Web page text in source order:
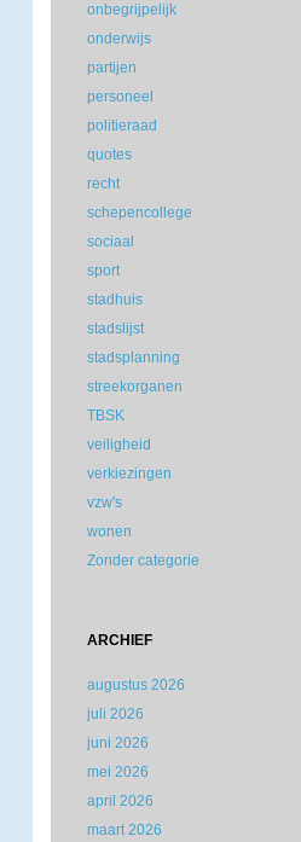
onbegrijpelijk
onderwijs
partijen
personeel
politieraad
quotes
recht
schepencollege
sociaal
sport
stadhuis
stadslijst
stadsplanning
streekorganen
TBSK
veiligheid
verkiezingen
vzw's
wonen
Zonder categorie
ARCHIEF
augustus 2026
juli 2026
juni 2026
mei 2026
april 2026
maart 2026